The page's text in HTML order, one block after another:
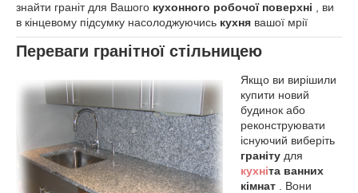
знайти граніт для Вашого кухонного робочої поверхні , ви
в кінцевому підсумку насолоджуючись кухня вашої мрії
Переваги гранітної стільницею
Якщо ви вирішили
купити новий
будинок або
реконструювати
існуючий виберіть
граніту для
кухніта ванних
кімнат . Вони